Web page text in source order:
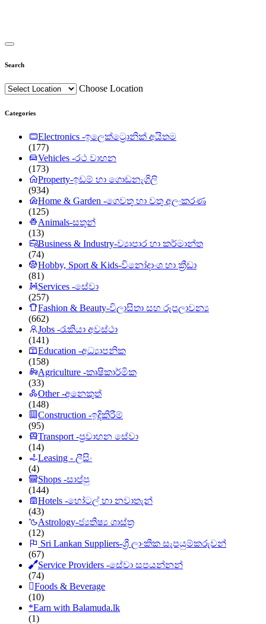
Search
Choose Location
Categories
Electronics -ඉලෙක්ට්‍රොනික් අයිතම
(177)
Vehicles -රථ වාහන
(173)
Property-ඉඩම් හා ගොඩනැගිලි
(934)
Home & Garden -ගෙවතු හා වතු අලංකරණ
(125)
Animals-සතුන්
(13)
Business & Industry-ව්‍යාපාර හා කර්මාන්ත
(74)
Hobby, Sport & Kids-විනෝදාංශ හා ක්‍රීඩා
(81)
Services -සේවා
(257)
Fashion & Beauty-විලාසිතා සහ රූපලාවන්‍ය
(662)
Jobs -රැකියා අවස්ථා
(141)
Education -අධ්‍යාපනික
(158)
Agriculture -කෘෂිකාර්මික
(33)
Other -අනෙකුත්
(148)
Construction -ඉදිකිරීම්
(95)
Transport -ප්‍රවාහන සේවා
(14)
Leasing - ලීසිං
(4)
Shops -සාප්පු
(144)
Hotels -හෝටල් හා නවාතැන්
(43)
Astrology-ජ්‍යතිෂ්‍ය ශාස්ත්‍ර
(12)
Sri Lankan Suppliers-ශ්‍රී ලාංකික සැපයුම්කරුවන්
(67)
Service Providers -සේවා සපයන්නන්
(74)
Foods & Beverage
(10)
*Earn with Balamuda.lk
(1)